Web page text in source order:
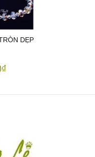
DẸP